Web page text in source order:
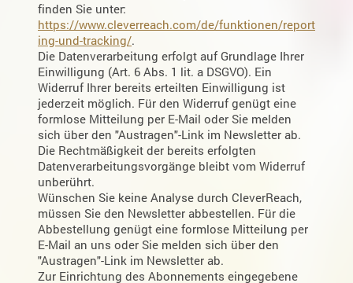
finden Sie unter:
https://www.cleverreach.com/de/funktionen/report
ing-und-tracking/.
Die Datenverarbeitung erfolgt auf Grundlage Ihrer
Einwilligung (Art. 6 Abs. 1 lit. a DSGVO). Ein
Widerruf Ihrer bereits erteilten Einwilligung ist
jederzeit möglich. Für den Widerruf genügt eine
formlose Mitteilung per E-Mail oder Sie melden
sich über den "Austragen"-Link im Newsletter ab.
Die Rechtmäßigkeit der bereits erfolgten
Datenverarbeitungsvorgänge bleibt vom Widerruf
unberührt.
Wünschen Sie keine Analyse durch CleverReach,
müssen Sie den Newsletter abbestellen. Für die
Abbestellung genügt eine formlose Mitteilung per
E-Mail an uns oder Sie melden sich über den
"Austragen"-Link im Newsletter ab.
Zur Einrichtung des Abonnements eingegebene